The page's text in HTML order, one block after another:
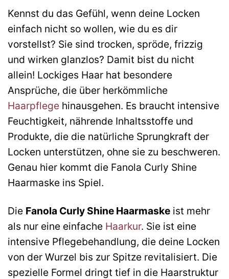
Kennst du das Gefühl, wenn deine Locken
einfach nicht so wollen, wie du es dir
vorstellst? Sie sind trocken, spröde, frizzig
und wirken glanzlos? Damit bist du nicht
allein! Lockiges Haar hat besondere
Ansprüche, die über herkömmliche
Haarpflege hinausgehen. Es braucht intensive
Feuchtigkeit, nährende Inhaltsstoffe und
Produkte, die die natürliche Sprungkraft der
Locken unterstützen, ohne sie zu beschweren.
Genau hier kommt die Fanola Curly Shine
Haarmaske ins Spiel.
Die Fanola Curly Shine Haarmaske ist mehr
als nur eine einfache Haarkur. Sie ist eine
intensive Pflegebehandlung, die deine Locken
von der Wurzel bis zur Spitze revitalisiert. Die
spezielle Formel dringt tief in die Haarstruktur